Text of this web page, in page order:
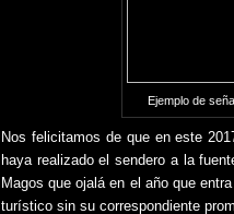
Ejemplo de
Nos felicitamos de que en este
haya realizado el sendero a la
Magos que ojalá en el año que
turístico sin su correspondiente